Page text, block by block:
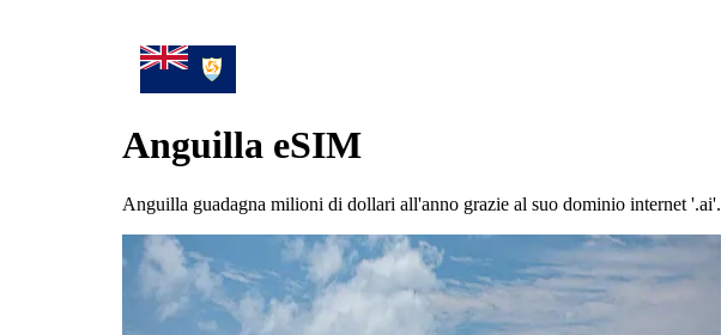
Anguilla eSIM
Anguilla guadagna milioni di dollari all'anno grazie al suo dominio internet '.ai'.